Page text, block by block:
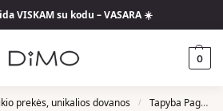
VISKAM su kodu – VASARA ☀️
0
prekės, unikalios dovanos / Tapyba Pagal Skaičius